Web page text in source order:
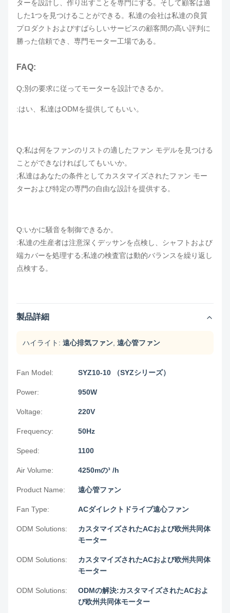
ターを設計し、 作り出すことを専門にする。そして顧客は適
した1つを見つけることができる。私達の会社は私達の良質
プロダクトおよびすばらしいサービスの顧客間の高い評判に
勝った信頼でき、専門モーター工場である。
FAQ:
Q;別の要求に従ってモーターを設計できるか。
:はい、私達はODMを提供してもいい。
Q;私は何をファンのリストの適したファン モデルを見つける
ことができなければしてもいいか。
;私達はあなたの条件としてカスタマイズされたファン モー
ターおよび特定の専門の自由な設計を提供する。
Q:いかに騒音を制御できるか。
:私達の生産者は注意深くデッサンを点検し、シャフトおよび
端カバーを処理する;私達の検査官は動的バランスを繰り返し
点検する。
製品詳細
ハイライト: 遠心排気ファン 遠心管ファン
Fan Model: SYZ10-10 （SYZシリーズ）
Power: 950W
Voltage: 220V
Frequency: 50Hz
Speed: 1100
Air Volume: 4250mの³ /h
Product Name: 遠心管ファン
Fan Type: ACダイレクトドライブ遠心ファン
ODM Solutions:
カスタマイズされたACおよび欧州共同体
モーター
ODM Solutions:
カスタマイズされたACおよび欧州共同体
モーター
ODM Solutions:
ODMの解決:カスタマイズされたACおよ
び欧州共同体モーター